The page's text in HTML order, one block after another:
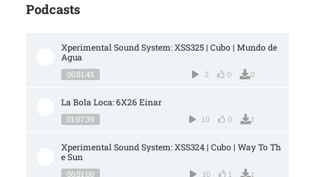
Podcasts
Xperimental Sound System: XSS325 | Cubo | Mundo de
Agua
00:51:45 3 0 0
La Bola Loca: 6X26 Einar
01:07:39 10 0 1
Xperimental Sound System: XSS324 | Cubo | Way To Th
e Sun
00:51:00 10 1 1